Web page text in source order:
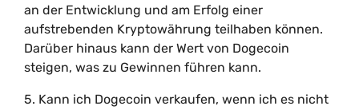
an der Entwicklung und am Erfolg einer
aufstrebenden Kryptowährung teilhaben können.
Darüber hinaus kann der Wert von Dogecoin
steigen, was zu Gewinnen führen kann.
5. Kann ich Dogecoin verkaufen, wenn ich es nicht